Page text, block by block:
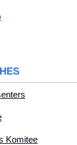
Komitee